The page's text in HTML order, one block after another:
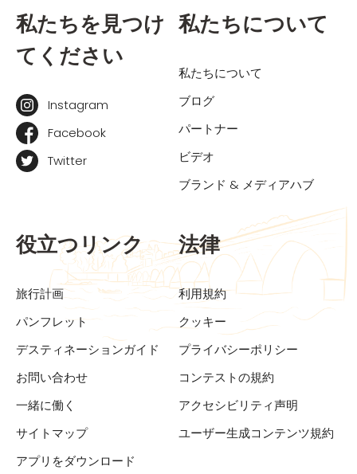
私たちを見つけ
てください
Instagram
Facebook
Twitter
私たちについて
私たちについて
ブログ
パートナー
ビデオ
ブランド & メディアハブ
役立つリンク
旅行計画
パンフレット
デスティネーションガイド
お問い合わせ
一緒に働く
サイトマップ
アプリをダウンロード
法律
利用規約
クッキー
プライバシーポリシー
コンテストの規約
アクセシビリティ声明
ユーザー生成コンテンツ規約